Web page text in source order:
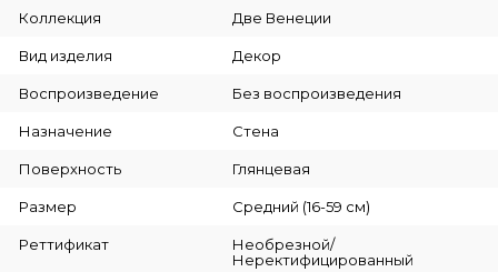
Коллекция Две Венеции
Вид изделия Декор
Воспроизведение Без воспроизведения
Назначение Стена
Поверхность Глянцевая
Размер Средний (16-59 см)
Реттификат
Необрезной/
Неректифицированный